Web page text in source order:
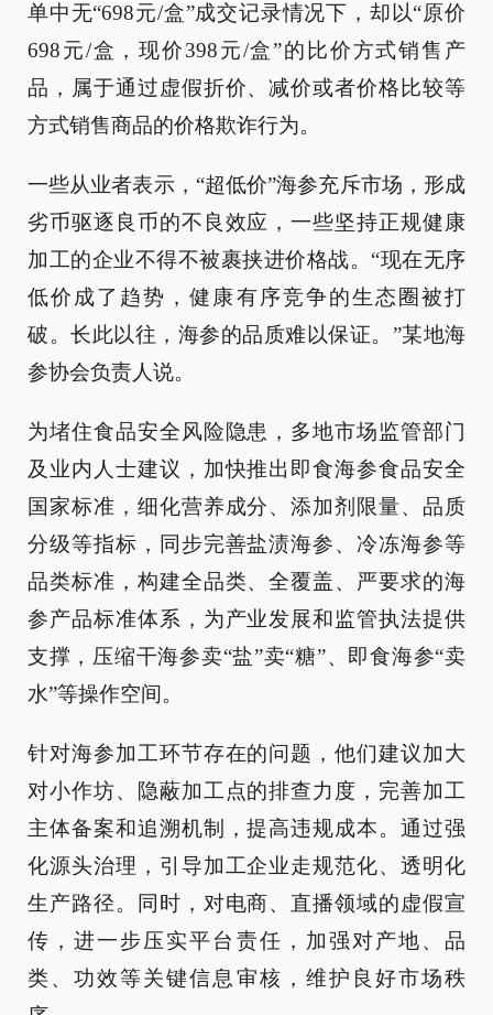
单中无“698元/盒”成交记录情况下，却以“原价
698元/盒，现价398元/盒”的比价方式销售产
品，属于通过虚假折价、减价或者价格比较等
方式销售商品的价格欺诈行为。
一些从业者表示，“超低价”海参充斥市场，形成
劣币驱逐良币的不良效应，一些坚持正规健康
加工的企业不得不被裹挟进价格战。“现在无序
低价成了趋势，健康有序竞争的生态圈被打
破。长此以往，海参的品质难以保证。”某地海
参协会负责人说。
为堵住食品安全风险隐患，多地市场监管部门
及业内人士建议，加快推出即食海参食品安全
国家标准，细化营养成分、添加剂限量、品质
分级等指标，同步完善盐渍海参、冷冻海参等
品类标准，构建全品类、全覆盖、严要求的海
参产品标准体系，为产业发展和监管执法提供
支撑，压缩干海参卖“盐”卖“糖”、即食海参“卖
水”等操作空间。
针对海参加工环节存在的问题，他们建议加大
对小作坊、隐蔽加工点的排查力度，完善加工
主体备案和追溯机制，提高违规成本。通过强
化源头治理，引导加工企业走规范化、透明化
生产路径。同时，对电商、直播领域的虚假宣
传，进一步压实平台责任，加强对产地、品
类、功效等关键信息审核，维护良好市场秩